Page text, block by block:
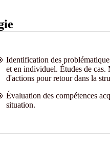
Identification des
et en individuel. Études de
d'actions pour retour dans la
Évaluation des compétences
situation.